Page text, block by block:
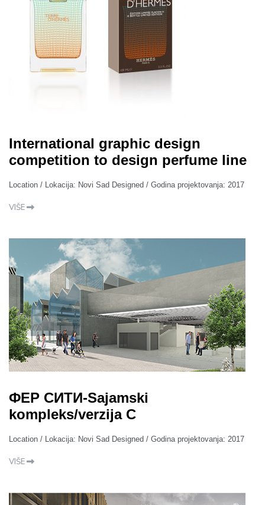
International graphic design
competition to design perfume line
Location / Lokacija: Novi Sad Designed / Godina projektovanja: 2017
VIŠE
ФЕР СИТИ-Sajamski
kompleks/verzija C
Location / Lokacija: Novi Sad Designed / Godina projektovanja: 2017
VIŠE